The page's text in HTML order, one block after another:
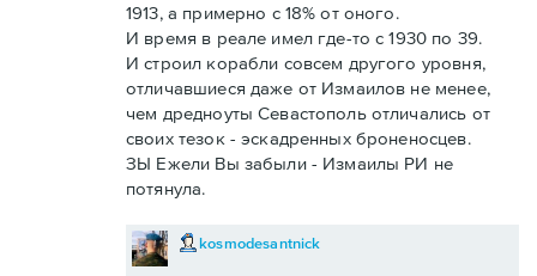
1913, а примерно с 18% от оного.
И время в реале имел где-то с 1930 по 39.
И строил корабли совсем другого уровня,
отличавшиеся даже от Измаилов не менее,
чем дредноуты Севастополь отличались от
своих тезок - эскадренных броненосцев.
ЗЫ Ежели Вы забыли - Измаилы РИ не
потянула.
kosmodesantnick